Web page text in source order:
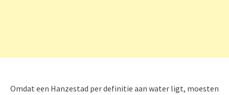
Omdat een Hanzestad per definitie aan water ligt, moesten